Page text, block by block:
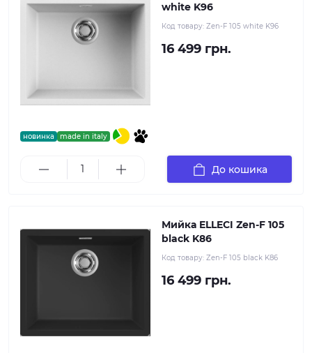
новинка made in italy
white K96
Код товару: Zen-F 105 white K96
16 499 грн.
До кошика
Мийка ELLECI Zen-F 105
black K86
Код товару: Zen-F 105 black K86
16 499 грн.